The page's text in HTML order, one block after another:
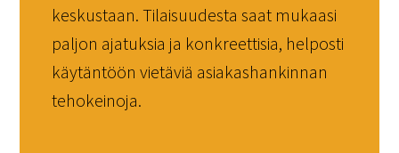
keskustaan. Tilaisuudesta saat mukaasi
paljon ajatuksia ja konkreettisia, helposti
käytäntöön vietäviä asiakashankinnan
tehokeinoja.